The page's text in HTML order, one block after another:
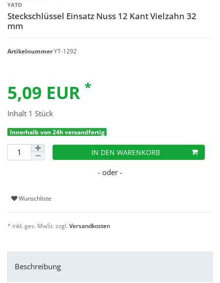
YATO
Steckschlüssel Einsatz Nuss 12 Kant Vielzahn 32
mm
ArtikelnummerYT-1292
5,09 EUR *
Inhalt 1 Stück
Innerhalb von 24h versandfertig
IN DEN WARENKORB
Wunschliste
* inkl. ges. MwSt. zzgl. Versandkosten
Beschreibung